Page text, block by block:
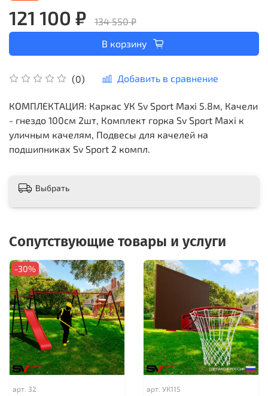
(0) Добавить в сравнение
121 100 ₽
134 550 ₽
В корзину
КОМПЛЕКТАЦИЯ: Каркас УК Sv Sport Maxi 5.8м, Качели
- гнездо 100см 2шт, Комплект горка Sv Sport Махi к
уличным качелям, Подвесы для качелей на
подшипниках Sv Sport 2 компл.
Выбрать
Сопутствующие товары и услуги
-30%
арт. 32 арт. УК115